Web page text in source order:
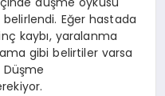
Eğer hastada
kaybı, yaralanma
gibi belirtiler varsa
Düşme